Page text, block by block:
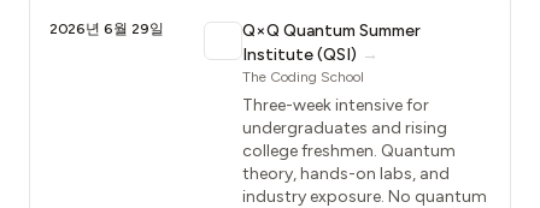
2026년 6월 29일
Q×Q Quantum Summer
Institute (QSI) →
The Coding School
Three-week intensive for
undergraduates and rising
college freshmen. Quantum
theory, hands-on labs, and
industry exposure. No quantum